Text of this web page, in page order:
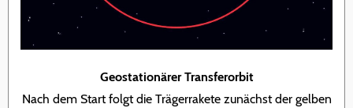
Geostationärer Transferorbit
Nach dem Start folgt die Trägerrakete zunächst der gelben